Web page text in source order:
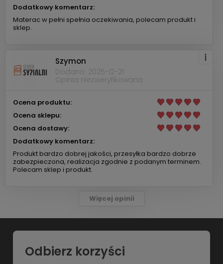
Dodatkowy komentarz:
Materac w pełni spełnia oczekiwania, polecam produkt i
sklep.
Szymon
Dodano: 2025-12-21
Opinia niezweryfikowana
Ocena produktu:
Ocena sklepu:
Ocena dostawy:
Dodatkowy komentarz:
Produkt bardzo dobrej jakości, przesyłka bardzo dobrze
zabezpieczona, realizacja zgodnie z podanym terminem.
Polecam sklep i produkt.
Więcej opinii
Odbierz korzyści